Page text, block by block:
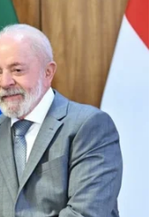
California, Mỹ. (Ảnh:
28/9 cho biết
quan và thực
cư trong